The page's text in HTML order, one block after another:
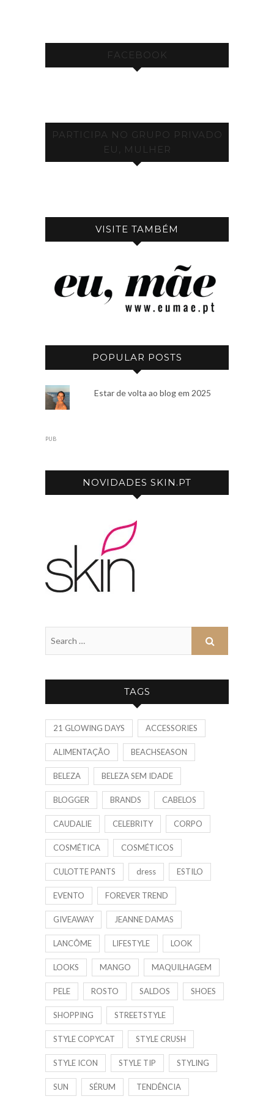
FACEBOOK
PARTICIPA NO GRUPO PRIVADO
EU, MULHER
VISITE TAMBÉM
POPULAR POSTS
Estar de volta ao blog em 2025
PUB
NOVIDADES SKIN.PT
TAGS
21 GLOWING DAYS ACCESSORIES
ALIMENTAÇÃO BEACHSEASON
BELEZA BELEZA SEM IDADE
BLOGGER BRANDS CABELOS
CAUDALIE CELEBRITY CORPO
COSMÉTICA COSMÉTICOS
CULOTTE PANTS dress ESTILO
EVENTO FOREVER TREND
GIVEAWAY JEANNE DAMAS
LANCÔME LIFESTYLE LOOK
LOOKS MANGO MAQUILHAGEM
PELE ROSTO SALDOS SHOES
SHOPPING STREETSTYLE
STYLE COPYCAT STYLE CRUSH
STYLE ICON STYLE TIP STYLING
SUN SÉRUM TENDÊNCIA